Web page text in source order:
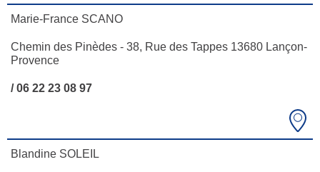
Marie-France SCANO
Chemin des Pinèdes - 38, Rue des Tappes 13680 Lançon-
Provence
/ 06 22 23 08 97
Blandine SOLEIL